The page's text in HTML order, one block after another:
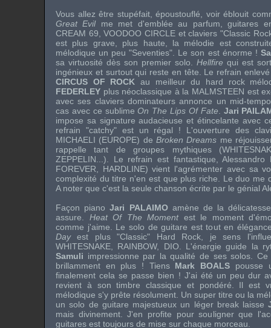
Vous allez être stupéfait, époustouflé, voir éblouit
Great Evilme met d'emblée au parfum, guitares
CREAM 69 ,VOODOO CIRCLE et claviers "Classic
est plus grave, plus haute, la mélodie est
mélodique un peu "Seventies". Le son est énorme !
sa virtuosité dès son premier solo. Hellfire qui est
ingénieux et surtout qui reste en tête. Le refrain
CIRCUS OF ROCK au meilleur du hard rock
FEDERLEY plus néoclassique à la MALMSTEEN est
avec ses claviers dominateurs annonce un mid-
cas avec ce sublime On The Lips Of Fate
Jari
impose sa signature audacieuse et étincelante avec
refrain "catchy" est un régal ! L'ouverture des
MICHAELI (EUROPE) deBroken Dreams me
rappelle tant de groupes mythiques (
ZEPPELIN ...). Le refrain est fantastique,Alessandro
FOREVER
HARDLINE) vient l'agrémenter avec sa
complexité du titre n'en est que plus riche. Le duo me
A noter que c'est la seule chanson écrite par le génial
Façon pianoJari PALAIMOamène de la
assure. Heat Of The Momentest le moment
comme j'aime. Le solo de guitare est tout en
Dayest plus "Classic" Hard Rock, je sens
WHITESNAKE
RAINBOW, DIO . L'énergie guide la
Samuli impressionne par la qualité de ses solos.
brillamment en plus ! Tiens Mark BOALS pousse
finalement cela se passe bien ! J'ai été un peu dur
revient à son timbre classique et pondéré. Il est
mélodique s'y prête résolument. Un super titre ou la
un solo de guitare majestueux un léger break laisse
mais divinement. J'en profite pour souligner que
guitares est toujours de mise sur chaque morceau.